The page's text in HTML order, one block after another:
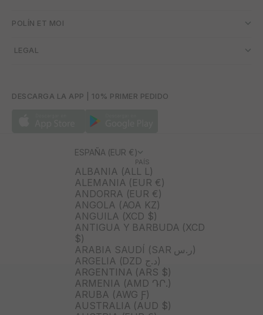
POLÍN ET MOI
­ LEGAL
DESCARGA LA APP | 10% PRIMER PEDIDO
ESPAÑA (EUR €)
PAÍS
ALBANIA (ALL L)
ALEMANIA (EUR €)
ANDORRA (EUR €)
ANGOLA (AOA KZ)
ANGUILA (XCD $)
ANTIGUA Y BARBUDA (XCD
$)
ARABIA SAUDÍ (SAR ر.س)
ARGELIA (DZD د.ج)
ARGENTINA (ARS $)
ARMENIA (AMD ԴՐ.)
ARUBA (AWG Ƒ)
AUSTRALIA (AUD $)